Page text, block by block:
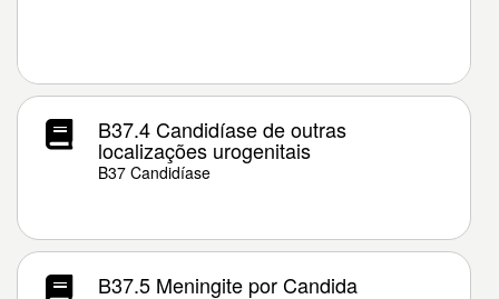
B37.4 Candidíase de outras
localizações urogenitais
B37 Candidíase
B37.5 Meningite por Candida